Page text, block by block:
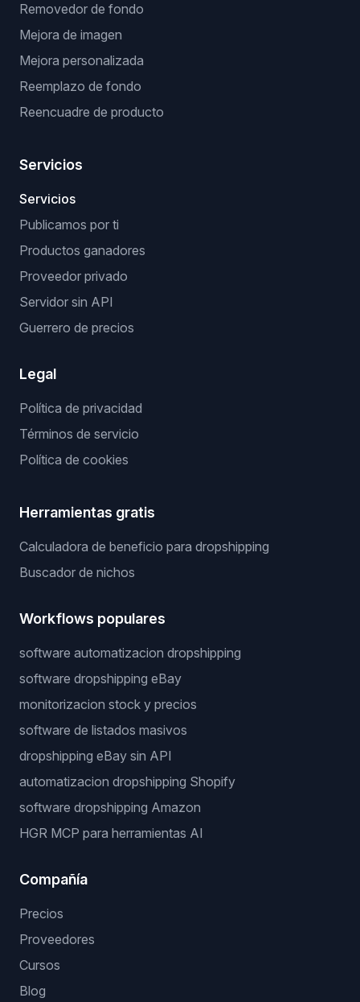
Removedor de fondo
Mejora de imagen
Mejora personalizada
Reemplazo de fondo
Reencuadre de producto
Servicios
Servicios
Publicamos por ti
Productos ganadores
Proveedor privado
Servidor sin API
Guerrero de precios
Legal
Política de privacidad
Términos de servicio
Política de cookies
Herramientas gratis
Calculadora de beneficio para dropshipping
Buscador de nichos
Workflows populares
software automatizacion dropshipping
software dropshipping eBay
monitorizacion stock y precios
software de listados masivos
dropshipping eBay sin API
automatizacion dropshipping Shopify
software dropshipping Amazon
HGR MCP para herramientas AI
Compañía
Precios
Proveedores
Cursos
Blog